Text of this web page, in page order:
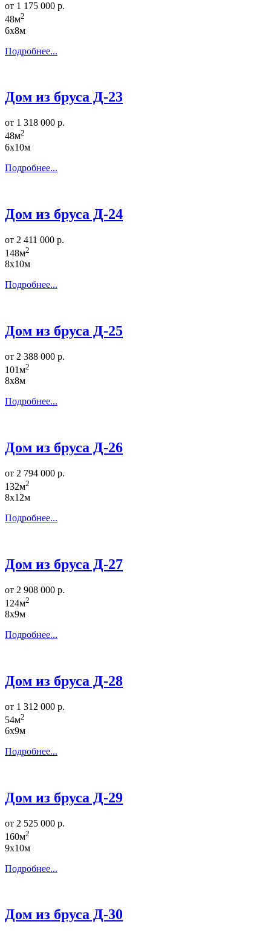
от 1 175 000 р.
48м2
6х8м
Подробнее...
Дом из бруса Д-23
от 1 318 000 р.
48м2
6х10м
Подробнее...
Дом из бруса Д-24
от 2 411 000 р.
148м2
8х10м
Подробнее...
Дом из бруса Д-25
от 2 388 000 р.
101м2
8х8м
Подробнее...
Дом из бруса Д-26
от 2 794 000 р.
132м2
8х12м
Подробнее...
Дом из бруса Д-27
от 2 908 000 р.
124м2
8х9м
Подробнее...
Дом из бруса Д-28
от 1 312 000 р.
54м2
6х9м
Подробнее...
Дом из бруса Д-29
от 2 525 000 р.
160м2
9х10м
Подробнее...
Дом из бруса Д-30